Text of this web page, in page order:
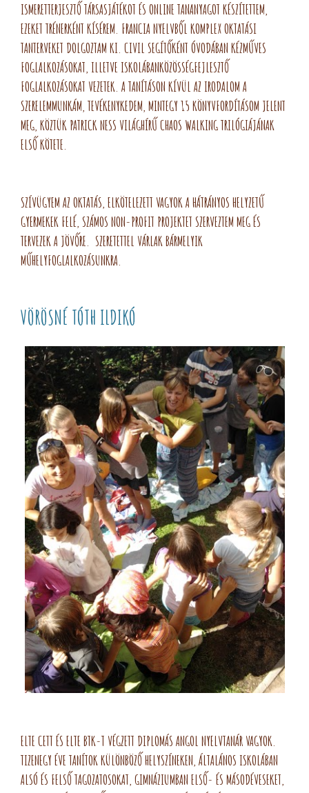
ISMERETTERJESZTŐ TÁRSASJÁTÉKOT ÉS ONLINE TANANYAGOT KÉSZÍTETTEM,
EZEKET TRÉNERKÉNT KÍSÉREM. FRANCIA NYELVBŐL KOMPLEX OKTATÁSI
TANTERVEKET DOLGOZTAM KI. CIVIL SEGÍTŐKÉNT ÓVODÁBAN KÉZMŰVES
FOGLALKOZÁSOKAT, ILLETVE ISKOLÁBANKÖZÖSSÉGFEJLESZTŐ
FOGLALKOZÁSOKAT VEZETEK. A TANÍTÁSON KÍVÜL AZ IRODALOM A
SZERELEMMUNKÁM, TEVÉKENYKEDEM, MINTEGY 15 KÖNYVFORDÍTÁSOM JELENT
MEG, KÖZTÜK PATRICK NESS VILÁGHÍRŰ CHAOS WALKING TRILÓGIÁJÁNAK
ELSŐ KÖTETE.
SZÍVÜGYEM AZ OKTATÁS, ELKÖTELEZETT VAGYOK A HÁTRÁNYOS HELYZETŰ
GYERMEKEK FELÉ, SZÁMOS NON-PROFIT PROJEKTET SZERVEZTEM MEG ÉS
TERVEZEK A JÖVŐRE. SZERETETTEL VÁRLAK BÁRMELYIK
MŰHELYFOGLALKOZÁSUNKRA.
VÖRÖSNÉ TÓTH ILDIKÓ
ELTE CETT ÉS ELTE BTK-T VÉGZETT DIPLOMÁS ANGOL NYELVTANÁR VAGYOK.
TIZENEGY ÉVE TANÍTOK KÜLÖNBÖZŐ HELYSZÍNEKEN, ÁLTALÁNOS ISKOLÁBAN
ALSÓ ÉS FELSŐ TAGOZATOSOKAT, GIMNÁZIUMBAN ELSŐ- ÉS MÁSODÉVESEKET,